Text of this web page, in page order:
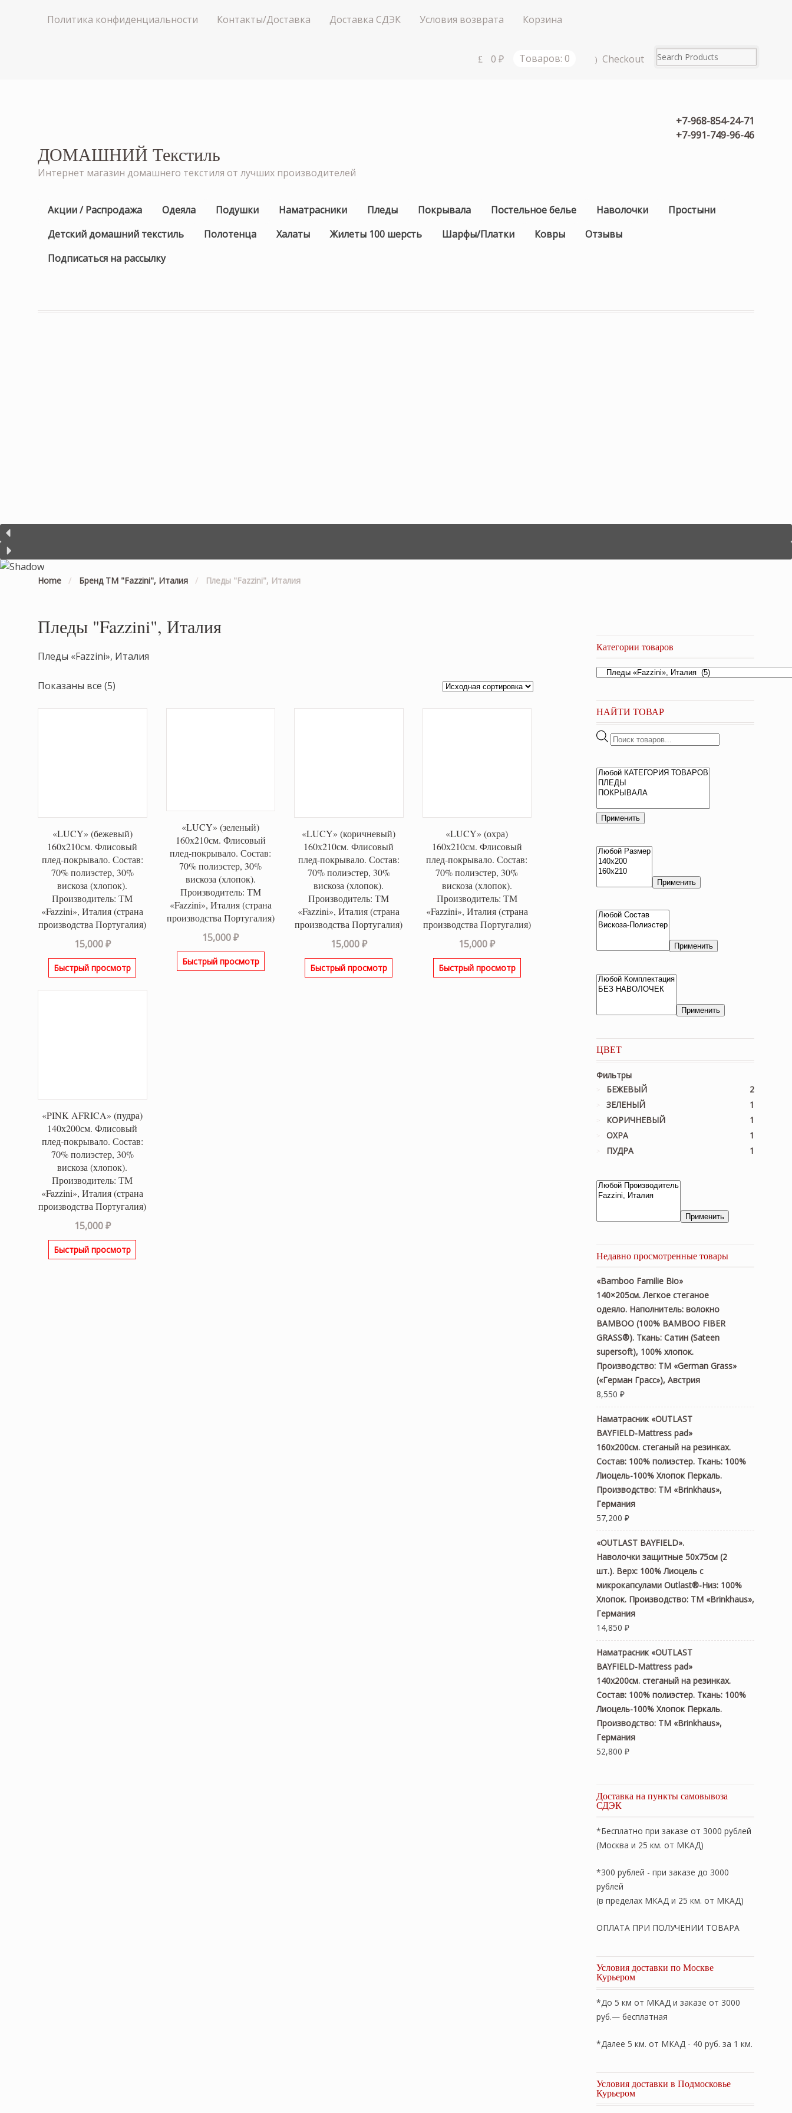
Политика конфиденциальности Контакты/Доставка Доставка СДЭК Условия возврата Корзина
0 ₽ Товаров: 0 Checkout
+7-968-854-24-71
+7-991-749-96-46
ДОМАШНИЙ Текстиль
Интернет магазин домашнего текстиля от лучших производителей
Акции / Распродажа Одеяла Подушки Наматрасники Пледы Покрывала Постельное белье Наволочки
Простыни
Детский домашний текстиль
Полотенца Халаты Жилеты 100 шерсть Шарфы/Платки Ковры
Отзывы
Подписаться на рассылку
Home / Бренд ТМ "Fazzini", Италия / Пледы "Fazzini", Италия
Пледы "Fazzini", Италия
Пледы «Fazzini», Италия
Показаны все (5)
«LUCY» (бежевый)
160х210см. Флисовый
плед-покрывало. Состав:
70% полиэстер, 30%
вискоза (хлопок).
Производитель: ТМ
«Fazzini», Италия (страна
производства Португалия)
15,000₽
Быстрый просмотр
«LUCY» (зеленый)
160х210см. Флисовый
плед-покрывало. Состав:
70% полиэстер, 30%
вискоза (хлопок).
Производитель: ТМ
«Fazzini», Италия (страна
производства Португалия)
15,000₽
Быстрый просмотр
«LUCY» (коричневый)
160х210см. Флисовый
плед-покрывало. Состав:
70% полиэстер, 30%
вискоза (хлопок).
Производитель: ТМ
«Fazzini», Италия (страна
производства Португалия)
15,000₽
Быстрый просмотр
«LUCY» (охра)
160х210см. Флисовый
плед-покрывало. Состав:
70% полиэстер, 30%
вискоза (хлопок).
Производитель: ТМ
«Fazzini», Италия (страна
производства Португалия)
15,000₽
Быстрый просмотр
«PINK AFRICA» (пудра)
140х200см. Флисовый
плед-покрывало. Состав:
70% полиэстер, 30%
вискоза (хлопок).
Производитель: ТМ
«Fazzini», Италия (страна
производства Португалия)
15,000₽
Быстрый просмотр
Категории товаров
НАЙТИ ТОВАР
Поиск
Применить
Применить
Применить
Применить
ЦВЕТ
Фильтры
БЕЖЕВЫЙ
2
ЗЕЛЕНЫЙ
1
КОРИЧНЕВЫЙ
1
ОХРА
1
ПУДРА
1
Применить
Недавно просмотренные товары
«Bamboo Familie Bio»
140×205см. Легкое стеганое
одеяло. Наполнитель: волокно
BAMBOO (100% BAMBOO FIBER
GRASS®). Ткань: Сатин (Sateen
supersoft), 100% хлопок.
Производство: ТМ «German Grass»
(«Герман Грасс»), Австрия
8,550 ₽
Наматрасник «OUTLAST
BAYFIELD-Mattress pad»
160х200см. стеганый на резинках.
Состав: 100% полиэстер. Ткань: 100%
Лиоцель-100% Хлопок Перкаль.
Производство: ТМ «Brinkhaus»,
Германия
57,200 ₽
«OUTLAST BAYFIELD».
Наволочки защитные 50x75см (2
шт.). Верх: 100% Лиоцель с
микрокапсулами Outlast®-Низ: 100%
Хлопок. Производство: ТМ «Brinkhaus»,
Германия
14,850 ₽
Наматрасник «OUTLAST
BAYFIELD-Mattress pad»
140х200см. стеганый на резинках.
Состав: 100% полиэстер. Ткань: 100%
Лиоцель-100% Хлопок Перкаль.
Производство: ТМ «Brinkhaus»,
Германия
52,800 ₽
Доставка на пункты самовывоза
СДЭК
*Бесплатно при заказе от 3000 рублей
(Москва и 25 км. от МКАД)
*300 рублей - при заказе до 3000
рублей
(в пределах МКАД и 25 км. от МКАД)
ОПЛАТА ПРИ ПОЛУЧЕНИИ ТОВАРА
Условия доставки по Москве
Курьером
*До 5 км от МКАД и заказе от 3000
руб.— бесплатная
*Далее 5 км. от МКАД - 40 руб. за 1 км.
Условия доставки в Подмосковье
Курьером